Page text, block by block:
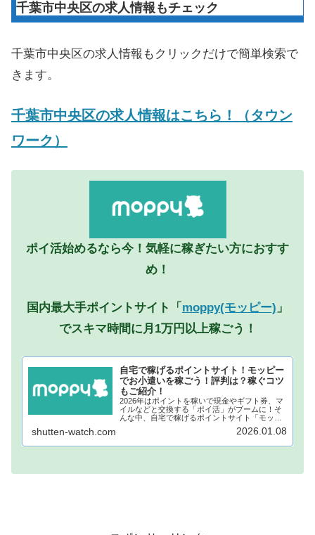
千葉市中央区の求人情報もチェック
千葉市中央区の求人情報もクリックだけで簡単検索で
きます。
千葉市中央区の求人情報はこちら！（タウン
ワーク）
ポイ活始めるなら今！気軽に稼ぎたい方におすす
め！
国内最大手ポイントサイト「 moppy(モッピー) 」
でスキマ時間に月1万円以上稼ごう！
自宅で稼げるポイントサイト！モッピー
でお小遣いを稼ごう！評判は？稼ぐコツ
もご紹介！
2026年はポイントを稼いで現金やギフト券、マ
イルなどと交換する「ポイ活」がブームに！そ
んな中、自宅で稼げるポイントサイト「モッピ
ー」が注目されています！モッピーに登録し、
自宅でポイントを稼げば、あなたも月1万円稼ぐ
shutten-watch.com 2026.01.08